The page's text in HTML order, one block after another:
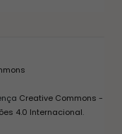
Creative Commons -
4.0 Internacional.